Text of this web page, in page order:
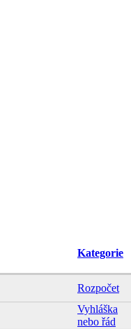
Kategorie
Rozpočet
Vyhláška
nebo řád